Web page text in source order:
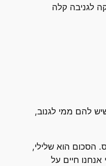
לגניבה קלה
להם ממי לגנוב,
הוא שלילי,
חיים על